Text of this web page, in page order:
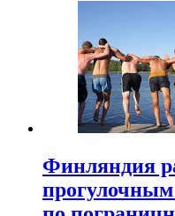
Финляндия